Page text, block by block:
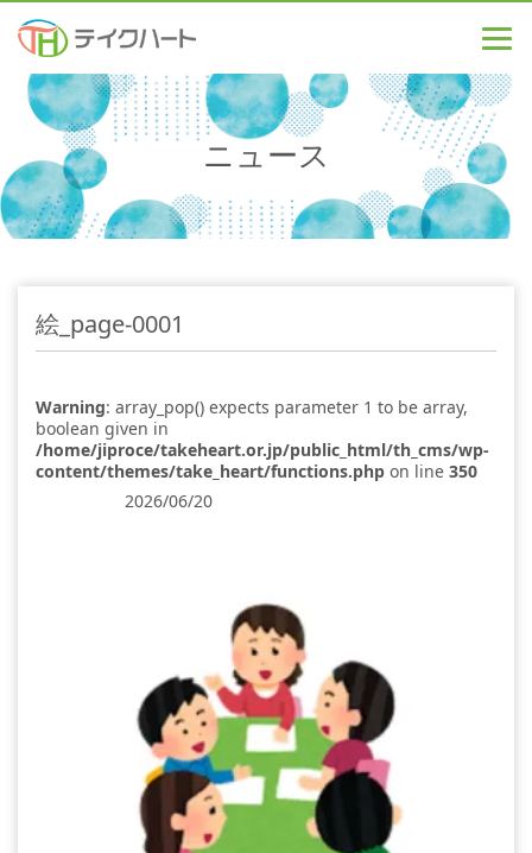
ニュース
絵_page-0001
Warning: array_pop() expects parameter 1 to be array,
boolean given in
/home/jiproce/takeheart.or.jp/public_html/th_cms/wp-
content/themes/take_heart/functions.php on line 350
2026/06/20